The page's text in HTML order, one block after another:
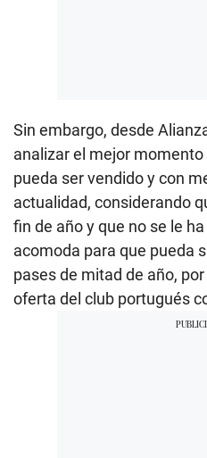
Sin embargo, desde
analizar el mejor
pueda ser vendido y con
actualidad, considerando
fin de año y que no se le
acomoda para que pueda
pases de mitad de año,
oferta del club portugués